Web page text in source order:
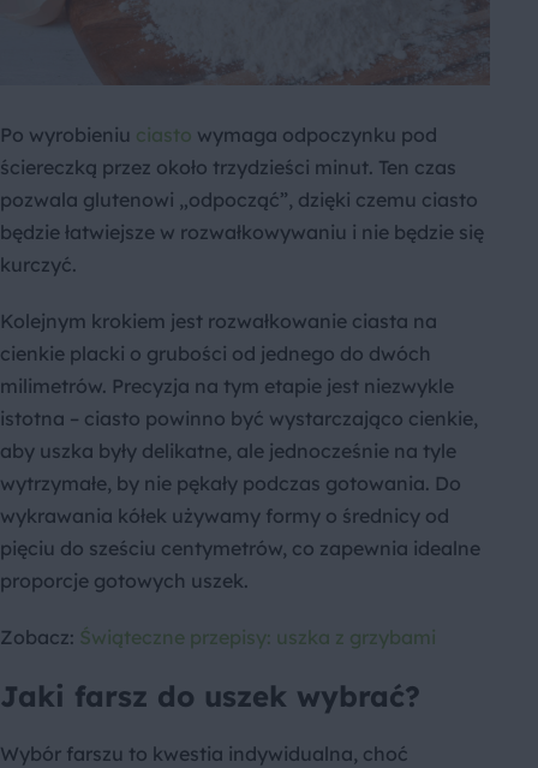
Po wyrobieniu ciasto wymaga odpoczynku pod
ściereczką przez około trzydzieści minut. Ten czas
pozwala glutenowi „odpocząć”, dzięki czemu ciasto
będzie łatwiejsze w rozwałkowywaniu i nie będzie się
kurczyć.
Kolejnym krokiem jest rozwałkowanie ciasta na
cienkie placki o grubości od jednego do dwóch
milimetrów. Precyzja na tym etapie jest niezwykle
istotna – ciasto powinno być wystarczająco cienkie,
aby uszka były delikatne, ale jednocześnie na tyle
wytrzymałe, by nie pękały podczas gotowania. Do
wykrawania kółek używamy formy o średnicy od
pięciu do sześciu centymetrów, co zapewnia idealne
proporcje gotowych uszek.
Zobacz: Świąteczne przepisy: uszka z grzybami
Jaki farsz do uszek wybrać?
Wybór farszu to kwestia indywidualna, choć